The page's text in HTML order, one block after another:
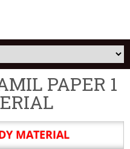
PAPER 1
MATERIAL